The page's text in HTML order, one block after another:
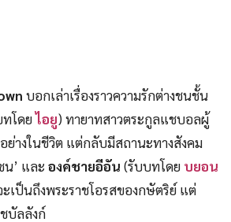
บอกเล่าเรื่องราวความรักต่างชนชั้น
ทโดยไอยู) ทายาทสาวตระกูลแชบอลผู้
างในชีวิต แต่กลับมีสถานะทางสังคม
น’ และ องค์ชายอีอัน (รับบทโดย บยอน
เป็นถึงพระราชโอรสของกษัตริย์ แต่
บัลลังก์